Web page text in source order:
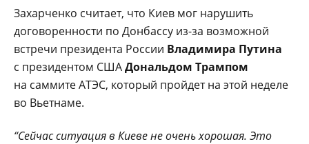
Захарченко считает, что Киев мог нарушить
договоренности по Донбассу из-за возможной
встречи президента России Владимира Путина
с президентом СШАДональдом Трампом
на саммите АТЭС, который пройдет на этой неделе
во Вьетнаме.
“Сейчас ситуация в Киеве не очень хорошая. Это